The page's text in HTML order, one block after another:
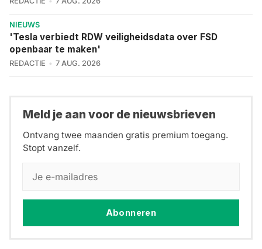
NIEUWS
'Tesla verbiedt RDW veiligheidsdata over FSD
openbaar te maken'
REDACTIE 7 AUG. 2026
Meld je aan voor de nieuwsbrieven
Ontvang twee maanden gratis premium toegang.
Stopt vanzelf.
Abonneren